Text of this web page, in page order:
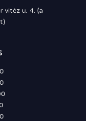
vitéz u. 4. (a